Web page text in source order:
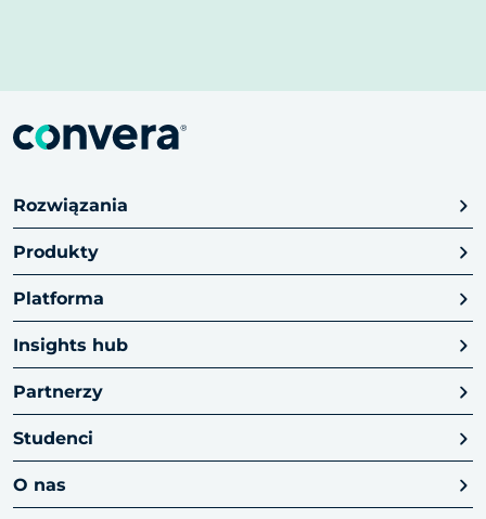
Rozwiązania
Produkty
Platforma
Insights hub
Partnerzy
Studenci
O nas